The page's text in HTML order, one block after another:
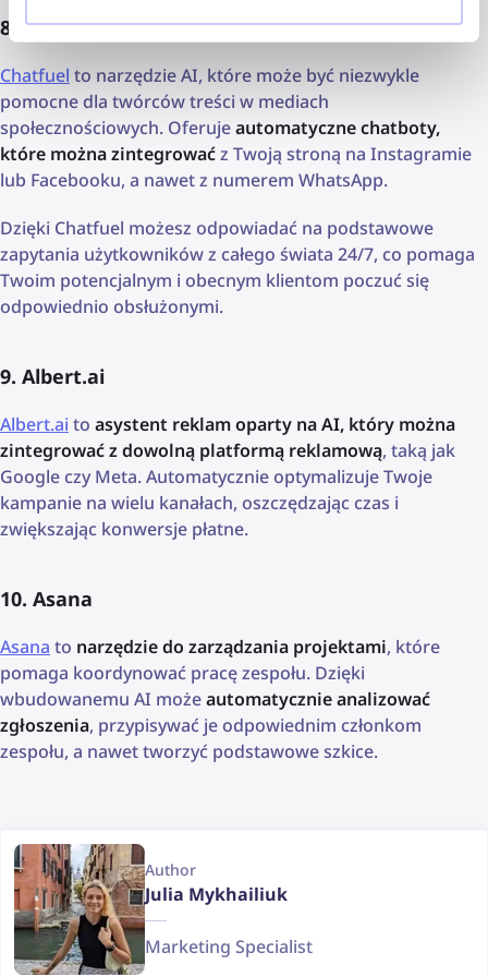
8. Chatfuel
Chatfuel to narzędzie AI, które może być niezwykle
pomocne dla twórców treści w mediach
społecznościowych. Oferujeautomatyczne chatboty,
które można zintegrowaćz Twoją stroną na Instagramie
lub Facebooku, a nawet z numerem WhatsApp.
Dzięki Chatfuel możesz odpowiadać na podstawowe
zapytania użytkowników z całego świata 24/7, co pomaga
Twoim potencjalnym i obecnym klientom poczuć się
odpowiednio obsłużonymi.
9. Albert.ai
Albert.ai to asystent reklam oparty na AI, który można
zintegrować z dowolną platformą reklamową, taką jak
Google czy Meta. Automatycznie optymalizuje Twoje
kampanie na wielu kanałach, oszczędzając czas i
zwiększając konwersje płatne.
10. Asana
Asana to narzędzie do zarządzania projektami, które
pomaga koordynować pracę zespołu. Dzięki
wbudowanemu AI możeautomatycznie analizować
zgłoszenia, przypisywać je odpowiednim członkom
zespołu, a nawet tworzyć podstawowe szkice.
Author
Julia Mykhailiuk
Marketing Specialist